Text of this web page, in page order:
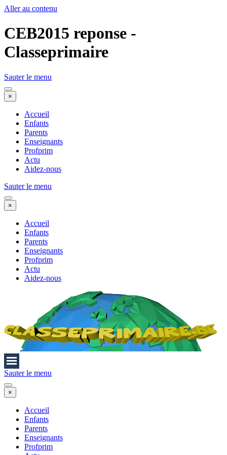
Aller au contenu
CEB2015 reponse -
Classeprimaire
Sauter le menu
×
Accueil
Enfants
Parents
Enseignants
Profprim
Actu
Aidez-nous
Sauter le menu
×
Accueil
Enfants
Parents
Enseignants
Profprim
Actu
Aidez-nous
Sauter le menu
×
Accueil
Enfants
Parents
Enseignants
Profprim